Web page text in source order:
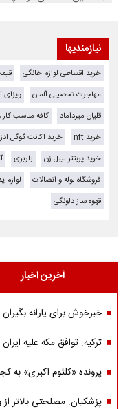
نیازمندیها
خرید اقساطی لوازم خانگی
مهاجرت تحصیلی آلمان
ویزای
قلیان میرداماد
کافه مناسب
خرید nft
خرید اکانت گوگل ادز
خرید پرینتر لیبل زن
باربری
فروشگاه لوله و اتصالات
لوازم
قهوه ساز دلونگی
آخرین اخبار
خبرخوش برای یارانه بگیران | مبلغ وام
ترکیه: توافق مکه علیه
پرونده «کلثوم اکبری» به
پزشکیان: مصلحتی بالاتر